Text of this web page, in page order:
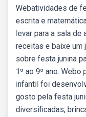
Webatividades de
escrita e
levar para a sala de
receitas e baixe um
sobre festa junina
1º ao 9º ano.
infantil foi
gosto pela festa
diversificadas,